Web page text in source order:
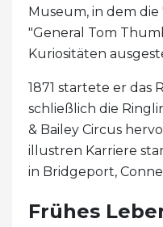
Museum, in dem die
"General Tom
Kuriositäten
1871 startete er das
schließlich die
& Bailey Circus
illustren Karriere
in Bridgeport,
Frühes